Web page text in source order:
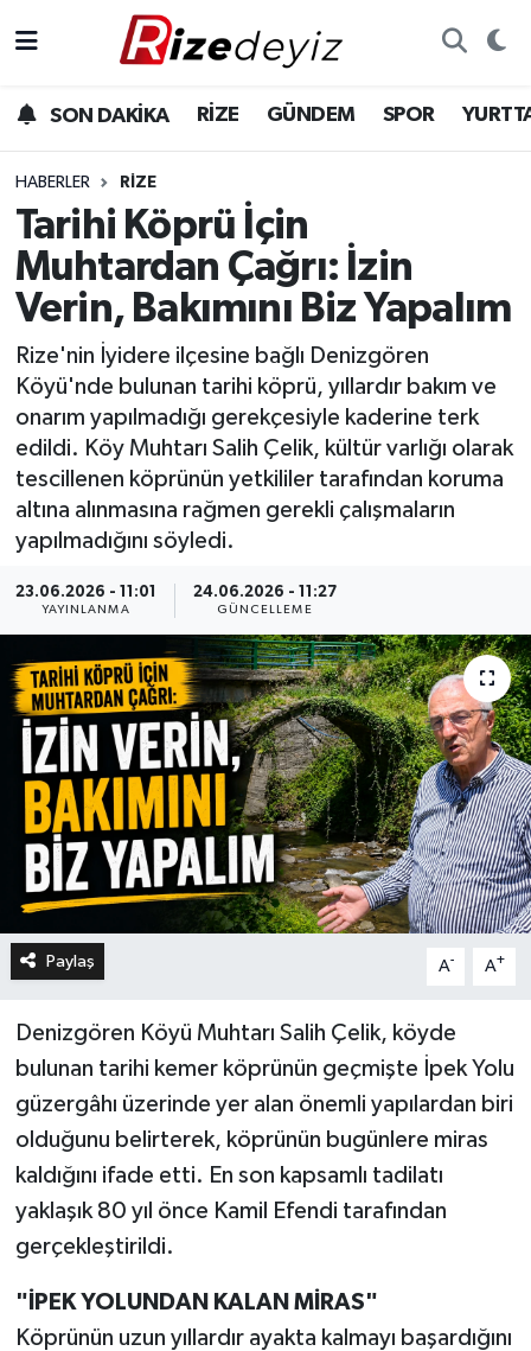
SON DAKİKA RİZE GÜNDEM SPOR
HABERLER RIZE
Tarihi Köprü İçin
Muhtardan Çağrı: İzin
Verin, Bakımını Biz Yapalım
Rize'nin İyidere ilçesine bağlı Denizgören
Köyü'nde bulunan tarihi köprü, yıllardır bakım ve
onarım yapılmadığı gerekçesiyle kaderine terk
edildi. Köy Muhtarı Salih Çelik, kültür varlığı olarak
tescillenen köprünün yetkililer tarafından koruma
altına alınmasına rağmen gerekli çalışmaların
yapılmadığını söyledi.
23.06.2026 - 11:01
YAYINLANMA
24.06.2026 - 11:27
GÜNCELLEME
Paylaş A- A+
Denizgören Köyü Muhtarı Salih Çelik, köyde
bulunan tarihi kemer köprünün geçmişte İpek Yolu
güzergâhı üzerinde yer alan önemli yapılardan biri
olduğunu belirterek, köprünün bugünlere miras
kaldığını ifade etti. En son kapsamlı tadilatı
yaklaşık 80 yıl önce Kamil Efendi tarafından
gerçekleştirildi.
"İPEK YOLUNDAN KALAN MİRAS"
Köprünün uzun yıllardır ayakta kalmayı başardığını
Gündem
Yurttan Haberler
Ekonomi
Teknoloji
Sağlık
Rize Hava Durumu
Rize Trafik Yoğunluk Haritası
Süper Lig Puan Durumu ve Fikstür
Tüm Manşetler
Son Dakika Haberleri
Haber Arşivi